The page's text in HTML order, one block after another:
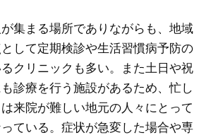
集まる場所でありながらも、地域
して定期検診や生活習慣病予防の
クリニックも多い。また土日や祝
診療を行う施設があるため、忙し
来院が難しい地元の人々にとって
ている。症状が急変した場合や専